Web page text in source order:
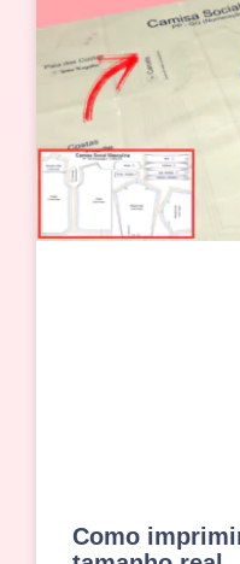
Como